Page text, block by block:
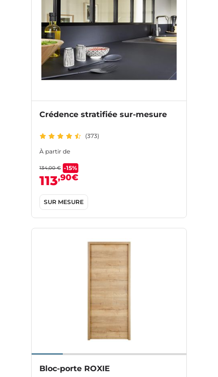
Crédence stratifiée sur-mesure
(373)
À partir de
134,00 € -15%
113,90€
SUR MESURE
Bloc-porte ROXIE